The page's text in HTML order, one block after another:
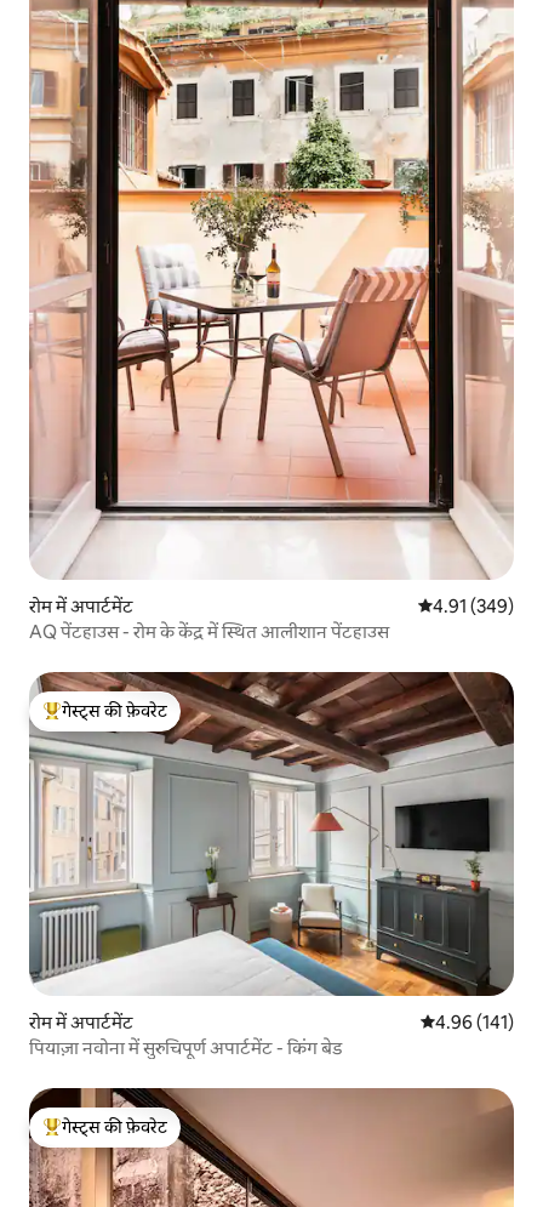
रोम में अपार्टमेंट औसत रेटिंग 5 में से
4.91 (349)
AQ पेंटहाउस - रोम के केंद्र में स्थित आलीशान पेंटहाउस
गेस्ट्स का टॉप फ़ेवरेट
गेस्ट्स की फ़ेवरेट
रोम में अपार्टमेंट औसत रेटिंग 5 में से
4.96 (141)
पियाज़ा नवोना में सुरुचिपूर्ण अपार्टमेंट - किंग बेड
गेस्ट्स का टॉप फ़ेवरेट
गेस्ट्स की फ़ेवरेट